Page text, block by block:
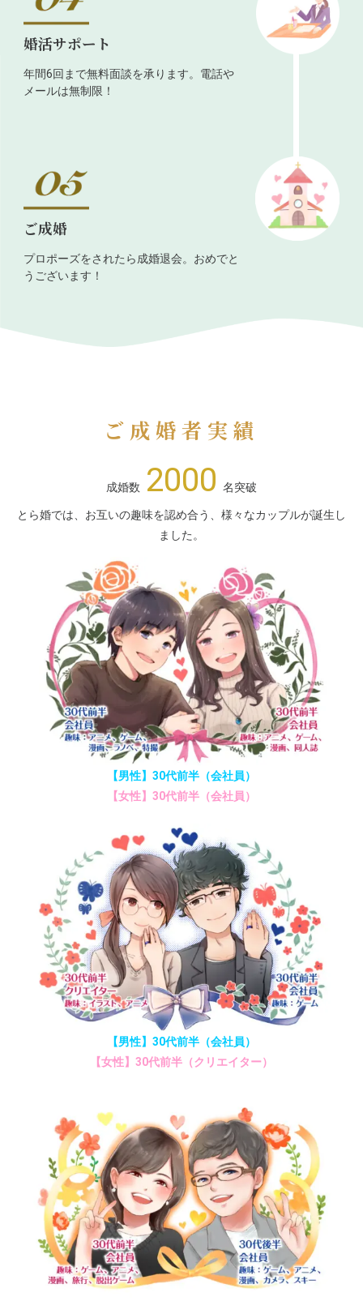
婚活サポート
年間6回まで無料面談を承ります。電話や
メールは無制限！
ご成婚
プロポーズをされたら成婚退会。おめでと
うございます！
ご成婚者実績
成婚数 2000 名突破
とら婚では、お互いの趣味を認め合う、様々なカップルが誕生し
ました。
【男性】30代前半（会社員）
【女性】30代前半（会社員）
【男性】30代前半（会社員）
【女性】30代前半（クリエイター）